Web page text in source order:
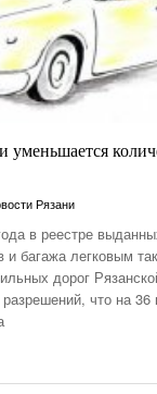
уменьшается
Рязани
в реестре
и багажа легковым
дорог
что на